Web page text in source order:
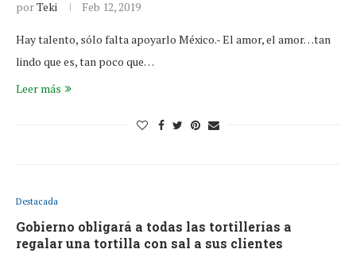
porTeki Feb 12, 2019
Hay talento, sólo falta apoyarlo México.- El amor, el amor…tan
lindo que es, tan poco que…
Leer más
Destacada
Gobierno obligará a todas las tortillerías a
regalar una tortilla con sal a sus clientes